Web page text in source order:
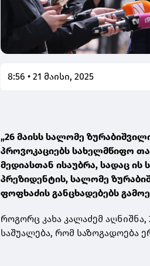
8:56 • 21 მაისი, 2025
„26 მაისს სალომე
პროვოკაციებს სახელმწიფო
მედიასთან ისაუბრა, სადაც
პრეზიდენტის, სალომე
ფოფხაძის განცხადებებს
როგორც კახა კალაძემ აღნიშნა,
საშუალება, რომ საზოგადოება